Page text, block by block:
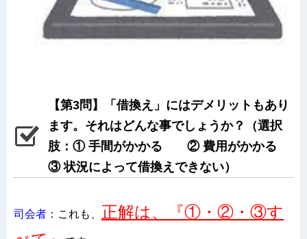
【第3問】「借換え」にはデメリットもあり
ます。それはどんな事でしょうか？（選択
肢：① 手間がかかる ② 費用がかかる
③ 状況によって借換えできない）
司会者 ：これも、 正解は、『①・②・③す